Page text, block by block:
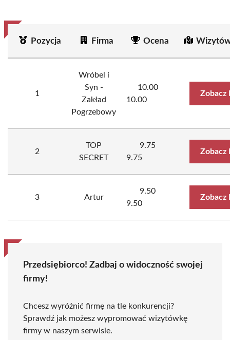
Pozycja Firma Ocena
1
Wróbel i
Syn -
Zakład
Pogrzebowy
10.00
10.00
Zobacz
2
TOP
SECRET
9.75
9.75
Zobacz
3 Artur
9.50
9.50
Zobacz
Przedsiębiorco! Zadbaj o widoczność swojej
firmy!
Chcesz wyróżnić firmę na tle konkurencji?
Sprawdź jak możesz wypromować wizytówkę
firmy w naszym serwisie.